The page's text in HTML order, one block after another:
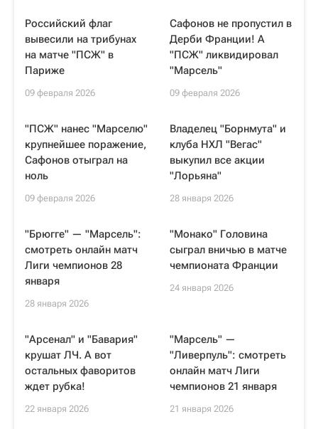
Российский флаг
вывесили на трибунах
на матче "ПСЖ" в
Париже
09 февраля 2026
Сафонов не пропустил в
Дерби Франции! А
"ПСЖ" ликвидировал
"Марсель"
09 февраля 2026
"ПСЖ" нанес "Марселю"
крупнейшее поражение,
Сафонов отыграл на
ноль
09 февраля 2026
Владелец "Борнмута" и
клуба НХЛ "Вегас"
выкупил все акции
"Лорьяна"
28 января 2026
"Брюгге" — "Марсель":
смотреть онлайн матч
Лиги чемпионов 28
января
28 января 2026
"Монако" Головина
сыграл вничью в матче
чемпионата Франции
24 января 2026
"Арсенал" и "Бавария"
крушат ЛЧ. А вот
остальных фаворитов
ждет рубка!
22 января 2026
"Марсель" —
"Ливерпуль": смотреть
онлайн матч Лиги
чемпионов 21 января
21 января 2026